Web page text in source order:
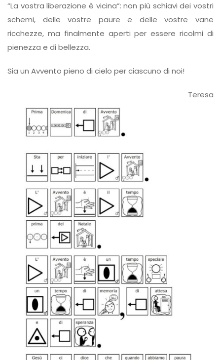
“La vostra liberazione è vicina”: non più schiavi dei vostri
schemi, delle vostre paure e delle vostre vane
ricchezze, ma finalmente aperti per essere ricolmi di
pienezza e di bellezza.
Sia un Avvento pieno di cielo per ciascuno di noi!
Teresa